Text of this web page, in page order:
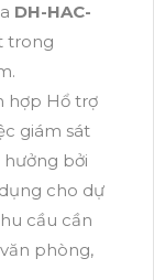
DH-HAC-
trong
hợp Hổ trợ
giám sát
bởi
cho dự
cầu cần
phòng,